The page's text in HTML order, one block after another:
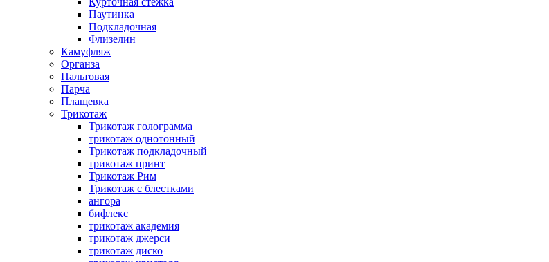
Паутинка
Подкладочная
Флизелин
Камуфляж
Органза
Пальтовая
Парча
Плащевка
Трикотаж
Трикотаж голограмма
трикотаж однотонный
Трикотаж подкладочный
трикотаж принт
Трикотаж Рим
Трикотаж с блестками
ангора
бифлекс
трикотаж академия
трикотаж джерси
трикотаж диско